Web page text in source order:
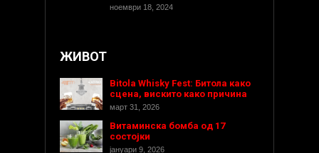
ноември 18, 2024
ЖИВОТ
Bitola Whisky Fest: Битола како
сцена, вискито како причина
март 31, 2026
Витаминска бомба од 17
состојки
јануари 9, 2026